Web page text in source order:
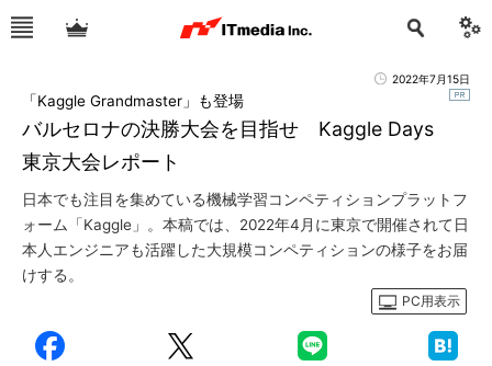
2022年7月15日
バルセロナの決勝大会を目指せ Kaggle Days
東京大会レポート
「Kaggle Grandmaster」も登場
日本でも注目を集めている機械学習コンペティションプラットフ
ォーム「Kaggle」。本稿では、2022年4月に東京で開催されて日
本人エンジニアも活躍した大規模コンペティションの様子をお届
けする。
PC用表示